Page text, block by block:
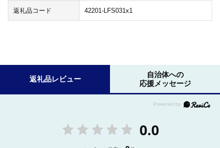
返礼品コード 42201-LFS031x1
返礼品レビュー
自治体への
応援メッセージ
0.0